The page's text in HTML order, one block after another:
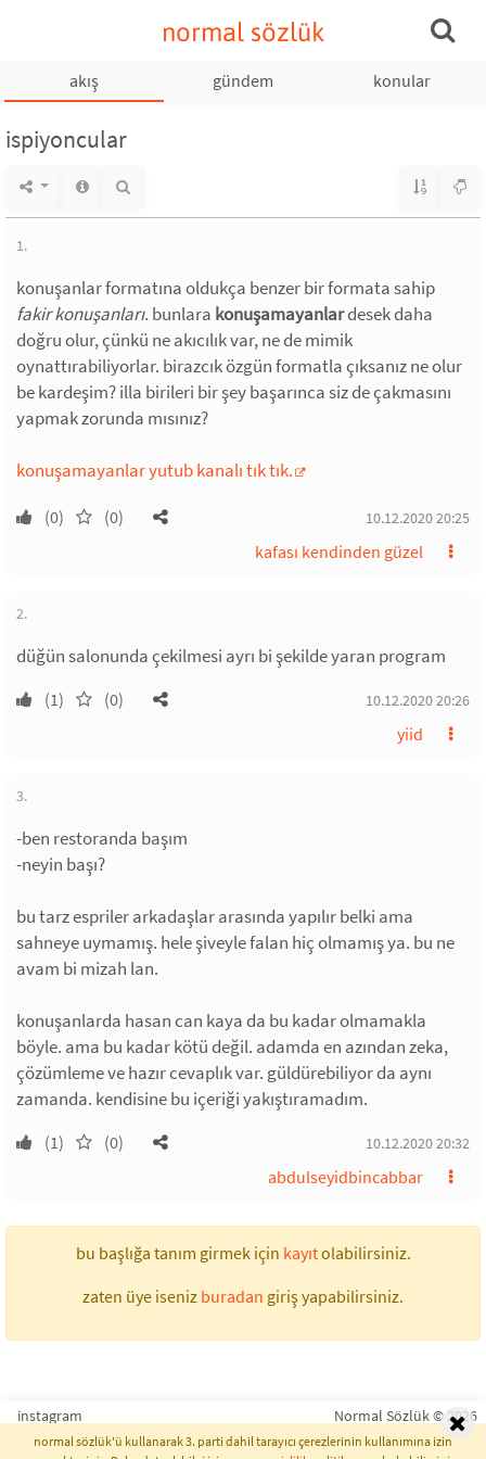
normal sözlük
akış gündem konular
ispiyoncular
1.
konuşanlar formatına oldukça benzer bir formata sahip
fakir konuşanları. bunlara konuşamayanlardesek daha
doğru olur, çünkü ne akıcılık var, ne de mimik
oynattırabiliyorlar. birazcık özgün formatla çıksanız ne olur
be kardeşim? illa birileri bir şey başarınca siz de çakmasını
yapmak zorunda mısınız?
konuşamayanlar yutub kanalı tık tık.
(0) (0) 10.12.2020 20:25
kafası kendinden güzel
2.
düğün salonunda çekilmesi ayrı bi şekilde yaran program
(1) (0) 10.12.2020 20:26
yiid
3.
-ben restoranda başım
-neyin başı?
bu tarz espriler arkadaşlar arasında yapılır belki ama
sahneye uymamış. hele şiveyle falan hiç olmamış ya. bu ne
avam bi mizah lan.
konuşanlarda hasan can kaya da bu kadar olmamakla
böyle. ama bu kadar kötü değil. adamda en azından zeka,
çözümleme ve hazır cevaplık var. güldürebiliyor da aynı
zamanda. kendisine bu içeriği yakıştıramadım.
(1) (0) 10.12.2020 20:32
abdulseyidbincabbar
bu başlığa tanım girmek için kayıtolabilirsiniz.
zaten üye iseniz buradan giriş yapabilirsiniz.
instagram Normal Sözlük © 2026
normal sözlük'ü kullanarak 3. parti dahil tarayıcı çerezlerinin kullanımına izin